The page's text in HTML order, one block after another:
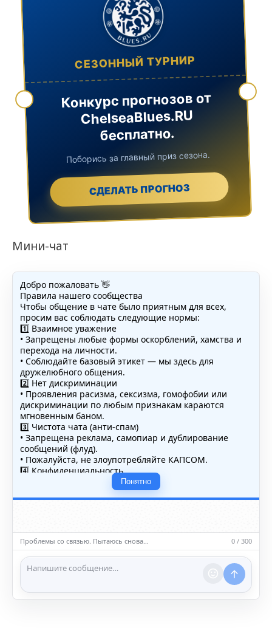
СЕЗОННЫЙ ТУРНИР
Конкурс прогнозов от
ChelseaBlues.RU
бесплатно.
Поборись за главный приз сезона.
СДЕЛАТЬ ПРОГНОЗ
Мини-чат
Добро пожаловать 👋
Правила нашего сообщества
Чтобы общение в чате было приятным для всех,
просим вас соблюдать следующие нормы:
1️⃣ Взаимное уважение
• Запрещены любые формы оскорблений, хамства и
перехода на личности.
• Соблюдайте базовый этикет — мы здесь для
дружелюбного общения.
2️⃣ Нет дискриминации
• Проявления расизма, сексизма, гомофобии или
дискриминации по любым признакам караются
мгновенным баном.
3️⃣ Чистота чата (анти-спам)
• Запрещена реклама, самопиар и дублирование
сообщений (флуд).
• Пожалуйста, не злоупотребляйте КАПСОМ.
4️⃣ Конфиденциальность
• Не публикуйте личные данные — свои или чужие
(телефоны, адреса, документы).
5️⃣ Уместность контента
насилию.
ℹ️ Модераторы и администраторы вправе удалять
сообщения и ограничивать доступ к чату при
нарушении правил.
Понятно
Проблемы со связью. Пытаюсь снова… 0 / 300